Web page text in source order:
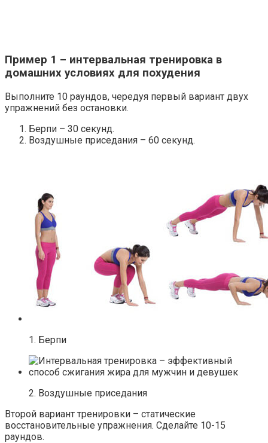
Пример 1 – интервальная тренировка в
домашних условиях для похудения
Выполните 10 раундов, чередуя первый вариант двух
упражнений без остановки.
Берпи – 30 секунд.
Воздушные приседания – 60 секунд.
1. Берпи
2. Воздушные приседания
Второй вариант тренировки – статические
восстановительные упражнения. Сделайте 10-15
раундов.